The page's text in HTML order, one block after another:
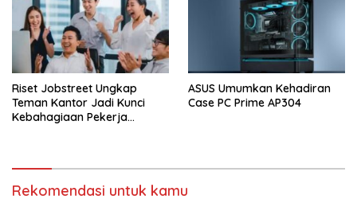
Riset Jobstreet Ungkap
Teman Kantor Jadi Kunci
Kebahagiaan Pekerja
ASUS Umumkan Kehadiran
Case PC Prime AP304
Rekomendasi untuk kamu